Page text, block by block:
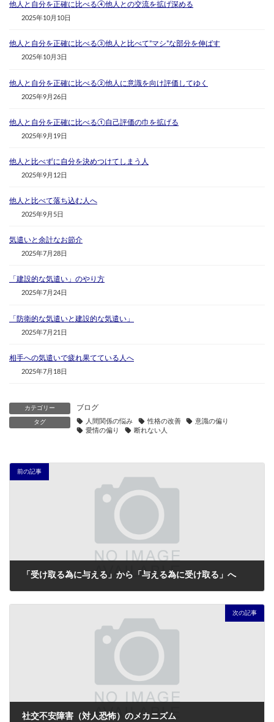
他人と自分を正確に比べる④他人との交流を拡げ深める
2025年10月10日
他人と自分を正確に比べる③他人と比べて”マシ”な部分を伸ばす
2025年10月3日
他人と自分を正確に比べる②他人に意識を向け評価してゆく
2025年9月26日
他人と自分を正確に比べる①自己評価の巾を拡げる
2025年9月19日
他人と比べずに自分を決めつけてしまう人
2025年9月12日
他人と比べて落ち込む人へ
2025年9月5日
気遣いと余計なお節介
2025年7月28日
「建設的な気遣い」のやり方
2025年7月24日
「防衛的な気遣いと建設的な気遣い」
2025年7月21日
相手への気遣いで疲れ果てている人へ
2025年7月18日
カテゴリー ブログ
タグ 人間関係の悩み 性格の改善
意識の偏り
愛情の偏り
断れない人
前の記事
「受け取る為に与える」から「与える為に受け取る」へ
次の記事
社交不安障害（対人恐怖）のメカニズム